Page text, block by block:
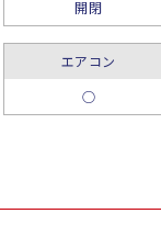
開閉
エアコン
○